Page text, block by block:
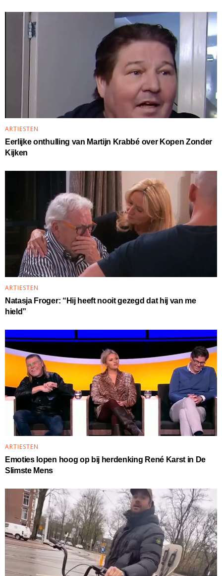
ARTIESTEN
Eerlijke onthulling van Martijn Krabbé over Kopen Zonder
Kijken
ARTIESTEN
Natasja Froger: “Hij heeft nooit gezegd dat hij van me
hield”
ARTIESTEN
Emoties lopen hoog op bij herdenking René Karst in De
Slimste Mens